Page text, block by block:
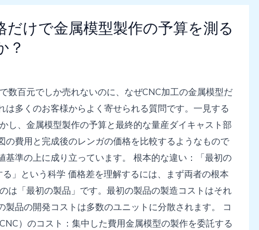
けで金属模型製作の予算を測る
？
数百元でしか売れないのに、なぜCNC加工の金属模型だ
多くのお客様からよく寄せられる質問です。一見する
し、金属模型製作の予算と最終的な量産ダイキャスト部
費用と完成後のレンガの価格を比較するようなもので
準の上に成り立っています。 根本的な違い：「最初の
」という科学 価格差を理解するには、まず両者の根本
は「最初の製品」です。最初の製品の製造コストはそれ
品の開発コストは多数のユニットに分散されます。 コ
）のコスト：集中した費用金属模型の製作を委託する